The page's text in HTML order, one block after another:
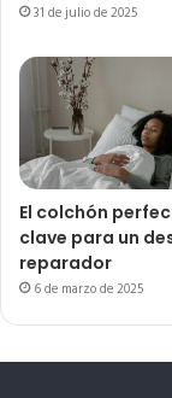
31 de julio de 2025
El colchón
clave para un
reparador
6 de marzo de 2025